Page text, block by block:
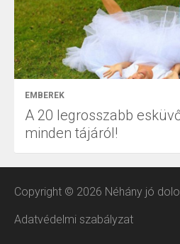
EMBEREK
A 20 legrosszabb
minden tájáról!
Copyright © 2026 Néhány jó
Adatvédelmi szabályzat